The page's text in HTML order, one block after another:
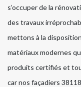
s’occuper de la
des travaux
mettons à la
matériaux modernes
produits certifiés et
car nos façadiers